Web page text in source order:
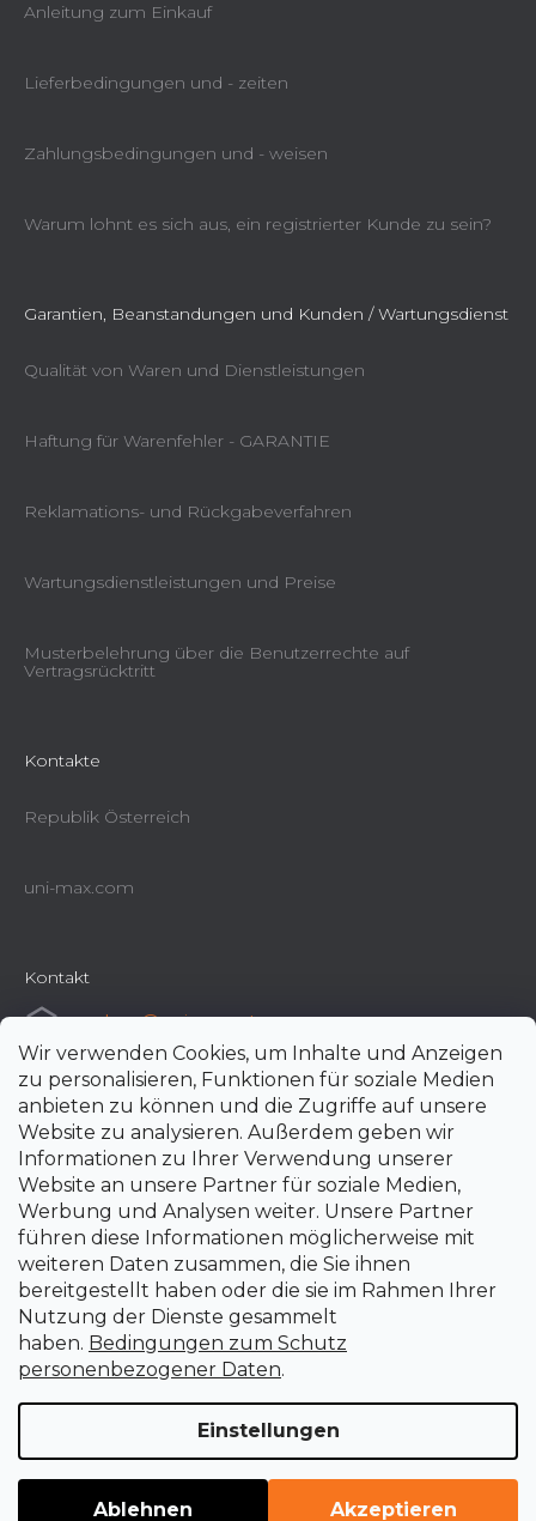
Wir verwenden Cookies, um Inhalte und Anzeigen
zu personalisieren, Funktionen für soziale Medien
anbieten zu können und die Zugriffe auf unsere
Website zu analysieren. Außerdem geben wir
Informationen zu Ihrer Verwendung unserer
Website an unsere Partner für soziale Medien,
Werbung und Analysen weiter. Unsere Partner
führen diese Informationen möglicherweise mit
weiteren Daten zusammen, die Sie ihnen
bereitgestellt haben oder die sie im Rahmen Ihrer
Nutzung der Dienste gesammelt
haben. Bedingungen zum Schutz
personenbezogener Daten.
Einstellungen
Ablehnen Akzeptieren
Anleitung zum Einkauf
Lieferbedingungen und - zeiten
Zahlungsbedingungen und - weisen
Warum lohnt es sich aus, ein registrierter Kunde zu sein?
Garantien, Beanstandungen und Kunden / Wartungsdienst
Qualität von Waren und Dienstleistungen
Haftung für Warenfehler - GARANTIE
Reklamations- und Rückgabeverfahren
Wartungsdienstleistungen und Preise
Musterbelehrung über die Benutzerrechte auf
Vertragsrücktritt
Kontakte
Republik Österreich
uni-max.com
Kontakt
e-shop@uni-max.at
+420 266 190 190
Erstellt von Shoptet Premium
Einstellungen ändern